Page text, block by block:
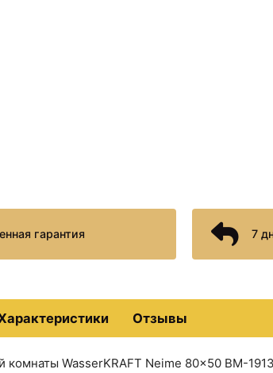
гарантия 7
Отзывы
комнаты WasserKRAFT Neime 80x50 BM-